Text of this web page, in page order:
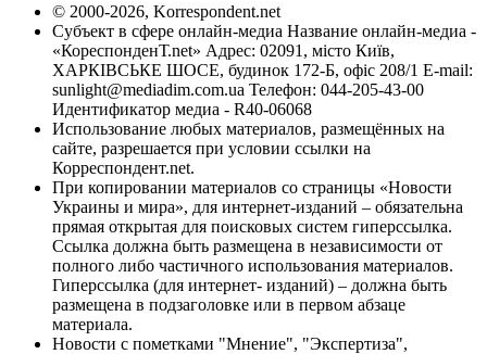
© 2000-2026, Korrespondent.net
Субъект в сфере онлайн-медиа Название онлайн-медиа -
«КореспонденТ.net» Адрес: 02091, місто Київ,
ХАРКІВСЬКЕ ШОСЕ, будинок 172-Б, офіс 208/1 E-mail:
sunlight@mediadim.com.ua Телефон: 044-205-43-00
Идентификатор медиа - R40-06068
Использование любых материалов, размещённых на
сайте, разрешается при условии ссылки на
Корреспондент.net.
При копировании материалов со страницы «Новости
Украины и мира», для интернет-изданий – обязательна
прямая открытая для поисковых систем гиперссылка.
Ссылка должна быть размещена в независимости от
полного либо частичного использования материалов.
Гиперссылка (для интернет- изданий) – должна быть
размещена в подзаголовке или в первом абзаце
материала.
Новости с пометками "Мнение", "Экспертиза",